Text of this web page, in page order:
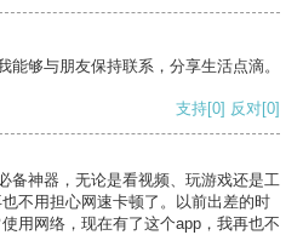
能够与朋友保持联系，分享生活点滴。
支持[0] 反对[0]
备神器，无论是看视频、玩游戏还是工
不用担心网速卡顿了。以前出差的时
用网络，现在有了这个app，我再也不